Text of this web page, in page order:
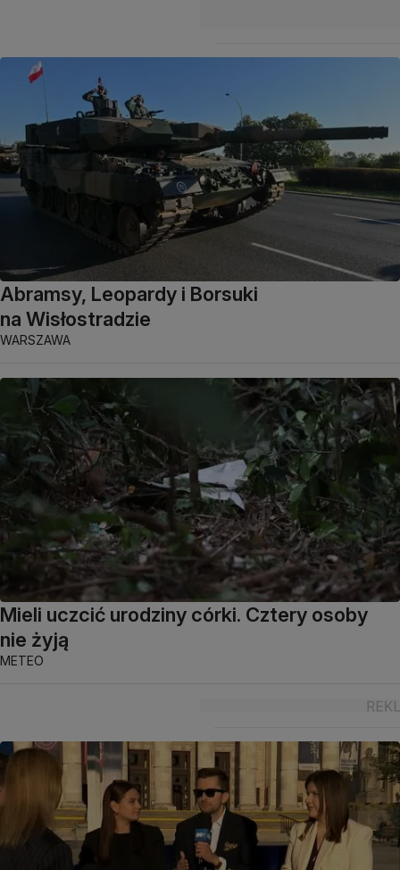
Abramsy, Leopardy i Borsuki
na Wisłostradzie
WARSZAWA
Mieli uczcić urodziny córki. Cztery osoby
nie żyją
METEO